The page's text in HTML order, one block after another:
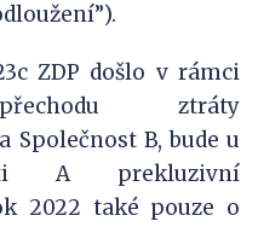
ZDP došlo v rámci
ztráty
Společnost B, bude u
A prekluzivní
2022 také pouze o